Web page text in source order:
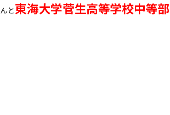
と東海大学菅生高等学校中等部